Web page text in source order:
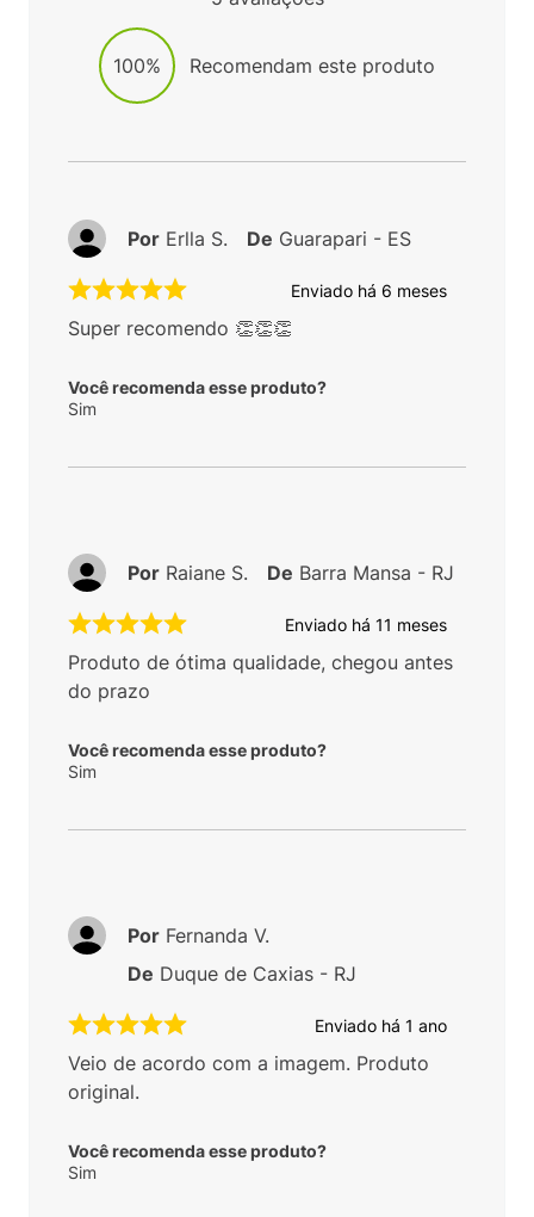
100% Recomendam este produto
Enviado há 6 meses
Super recomendo 👏👏👏
Você recomenda esse produto?
Sim
Por Erlla S. De Guarapari - ES
Enviado há 11 meses
Produto de ótima qualidade, chegou antes
do prazo
Você recomenda esse produto?
Sim
Por Raiane S. De Barra Mansa - RJ
Enviado há 1 ano
Veio de acordo com a imagem. Produto
original.
Você recomenda esse produto?
Sim
Por Fernanda V.
De Duque de Caxias - RJ